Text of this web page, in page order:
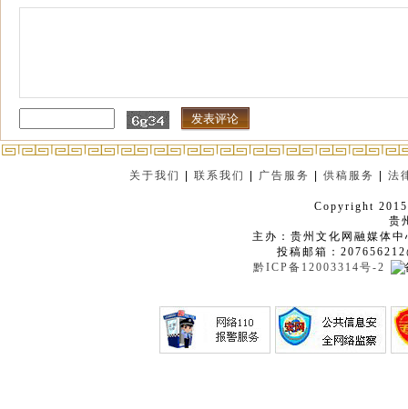
关于我们 |联系我们 广告服务 |供稿服务 |法
Copyright
贵
主办：贵州文化网融媒体
投稿邮箱：
黔ICP备12003314号-2